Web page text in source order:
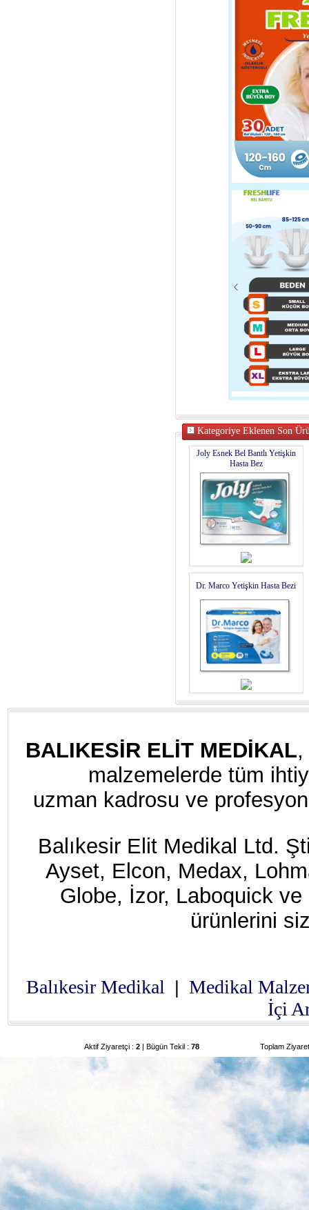
Kategoriye Eklenen Son
Joly Esnek Bel Bantlı Yetişkin
Hasta Bez
Dr. Marco Yetişkin Hasta Bezi
BALIKESİR ELİT MEDİKAL,
malzemelerde tüm
uzman kadrosu ve
Balıkesir Elit Medikal Ltd.
Ayset, Elcon, Medax,
Globe, İzor, Laboquick ve
ürünlerini
Balıkesir Medikal | Medikal
İçi
Aktif Ziyaretçi : 2 | Bügün Tekil : 78 Toplam